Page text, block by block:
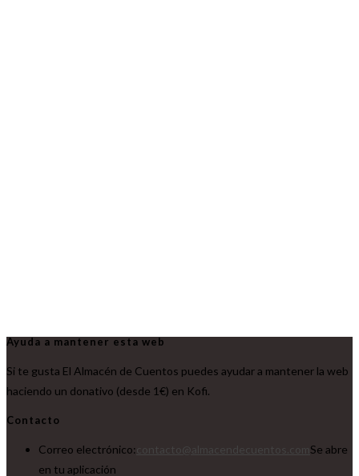
Ayuda a mantener esta web
Si te gusta El Almacén de Cuentos puedes ayudar a mantener la web
haciendo un donativo (desde 1€) en Kofi.
Contacto
Correo electrónico:
Se abre
en tu aplicación